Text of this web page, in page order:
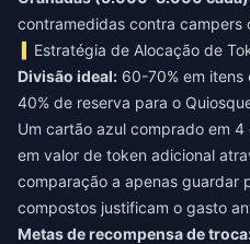
contramedidas contra campers
Estratégia de Alocação de
Divisão ideal: 60-70% em
40% de reserva para o
Um cartão azul comprado em
em valor de token adicional
comparação a apenas guardar
compostos justificam o gasto
Metas de recompensa de